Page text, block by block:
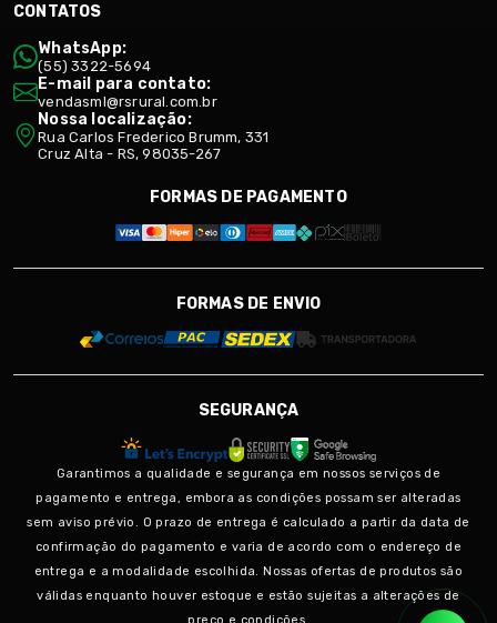
CONTATOS
WhatsApp:
(55) 3322-5694
E-mail para contato:
vendasml@rsrural.com.br
Nossa localização:
Rua Carlos Frederico Brumm, 331
Cruz Alta - RS, 98035-267
FORMAS DE PAGAMENTO
FORMAS DE ENVIO
SEGURANÇA
Garantimos a qualidade e segurança em nossos serviços de
pagamento e entrega, embora as condições possam ser alteradas
sem aviso prévio. O prazo de entrega é calculado a partir da data de
confirmação do pagamento e varia de acordo com o endereço de
entrega e a modalidade escolhida. Nossas ofertas de produtos são
válidas enquanto houver estoque e estão sujeitas a alterações de